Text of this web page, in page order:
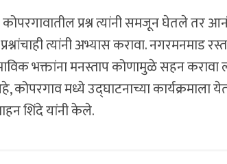
प्रश्न त्यांनी समजून घेतले तर
त्यांनी अभ्यास करावा. नगरमनमाड
भक्तांना मनस्ताप कोणामुळे सहन करावा
मध्ये उद्घाटनाच्या कार्यक्रमाला
शिंदे यांनी केले.